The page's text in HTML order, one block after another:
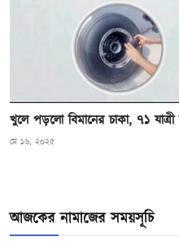
খুলে পড়লো বিমানের চাকা, ৭১
মে ১৬, ২০২৫
আজকের নামাজের সময়সূচি